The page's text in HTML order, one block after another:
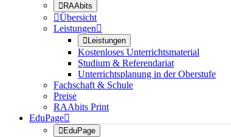
RAAbits
Übersicht
Leistungen
Leistungen
Kostenloses Unterrichtsmaterial
Studium & Referendariat
Unterrichtsplanung in der Oberstufe
Fachschaft & Schule
Preise
RAAbits Print
EduPage
EduPage